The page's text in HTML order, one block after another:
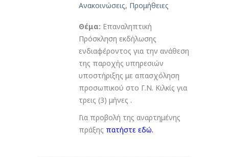
Ανακοινώσεις, Προμήθειες
Θέμα: Επαναληπτική
Πρόσκληση εκδήλωσης
ενδιαφέροντος για την ανάθεση
της παροχής υπηρεσιών
υποστήριξης με απασχόληση
προσωπικού στo Γ.Ν. Κιλκίς για
τρεις (3) μήνες .
Για προβολή της αναρτημένης
πράξης πατήστε εδώ.